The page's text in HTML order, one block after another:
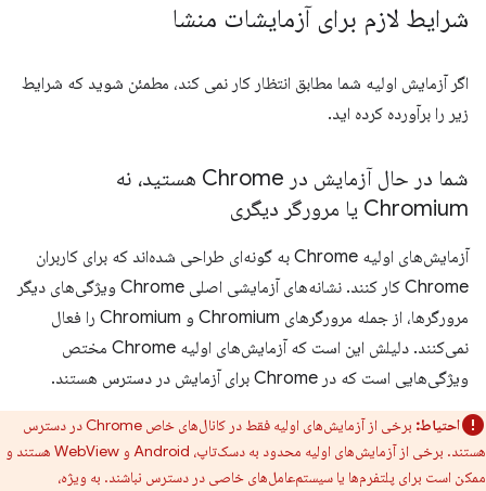
شرایط لازم برای آزمایشات منشا
اگر آزمایش اولیه شما مطابق انتظار کار نمی کند، مطمئن شوید که شرایط
زیر را برآورده کرده اید.
شما در حال آزمایش در Chrome هستید، نه
Chromium یا مرورگر دیگری
آزمایش‌های اولیه Chrome به گونه‌ای طراحی شده‌اند که برای کاربران
Chrome کار کنند. نشانه‌های آزمایشی اصلی Chrome ویژگی‌های دیگر
مرورگرها، از جمله مرورگرهای Chromium و Chromium را فعال
نمی‌کنند. دلیلش این است که آزمایش‌های اولیه Chrome مختص
ویژگی‌هایی است که در Chrome برای آزمایش در دسترس هستند.
احتیاط:
برخی از آزمایش‌های اولیه فقط در کانال‌های خاص Chrome در دسترس
هستند. برخی از آزمایش‌های اولیه محدود به دسک‌تاپ، Android و WebView هستند و
ممکن است برای پلتفرم‌ها یا سیستم‌عامل‌های خاصی در دسترس نباشند. به ویژه،